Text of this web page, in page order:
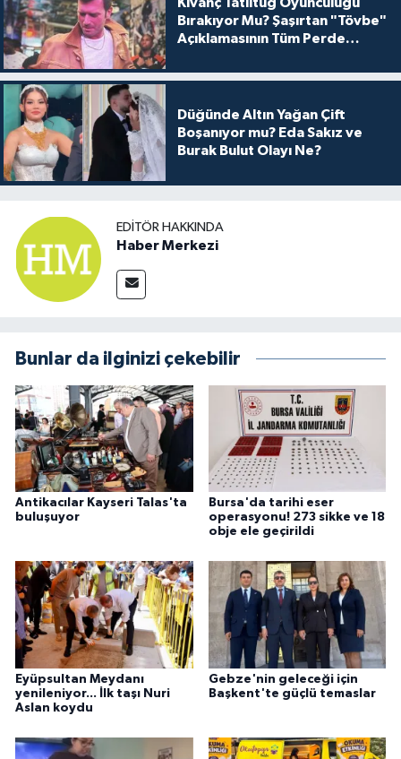
Bırakıyor Mu? Şaşırtan "Tövbe"
Açıklamasının Tüm Perde
Düğünde Altın Yağan Çift
Boşanıyor mu? Eda Sakız ve
Burak Bulut Olayı Ne?
EDITÖR HAKKINDA
Haber Merkezi
Bunlar da ilginizi çekebilir
Antikacılar Kayseri Talas'ta
buluşuyor
Bursa'da tarihi eser
operasyonu! 273 sikke ve 18
obje ele geçirildi
Eyüpsultan Meydanı
yenileniyor... İlk taşı Nuri
Aslan koydu
Gebze'nin geleceği için
Başkent'te güçlü temaslar